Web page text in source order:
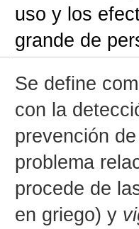
uso y los
grande de
Se define
con la
prevención
problema
procede de
en griego) y